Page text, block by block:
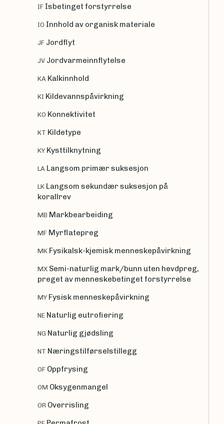
IF Isbetinget forstyrrelse
IO Innhold av organisk materiale
JF Jordflyt
JV Jordvarmeinnflytelse
KA Kalkinnhold
KI Kildevannspåvirkning
KO Konnektivitet
KT Kildetype
KY Kysttilknytning
LA Langsom primær suksesjon
LK Langsom sekundær suksesjon på
korallrev
MB Markbearbeiding
MF Myrflatepreg
MK Fysikalsk-kjemisk menneskepåvirkning
MX Semi-naturlig mark/bunn uten hevdpreg,
preget av menneskebetinget forstyrrelse
MY Fysisk menneskepåvirkning
NE Naturlig eutrofiering
NG Naturlig gjødsling
NT Næringstilførselstillegg
OF Oppfrysing
OM Oksygenmangel
OR Overrisling